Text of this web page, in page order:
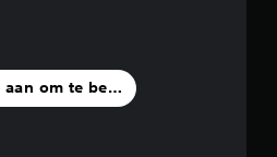
om te beoordelen